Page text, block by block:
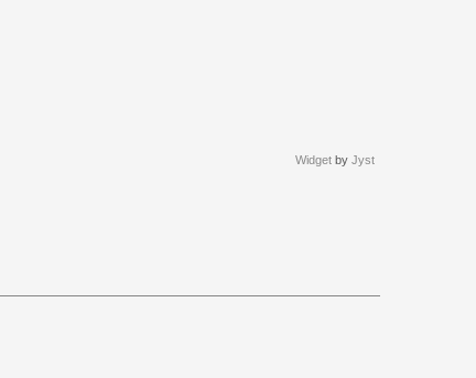
Widget by Jyst